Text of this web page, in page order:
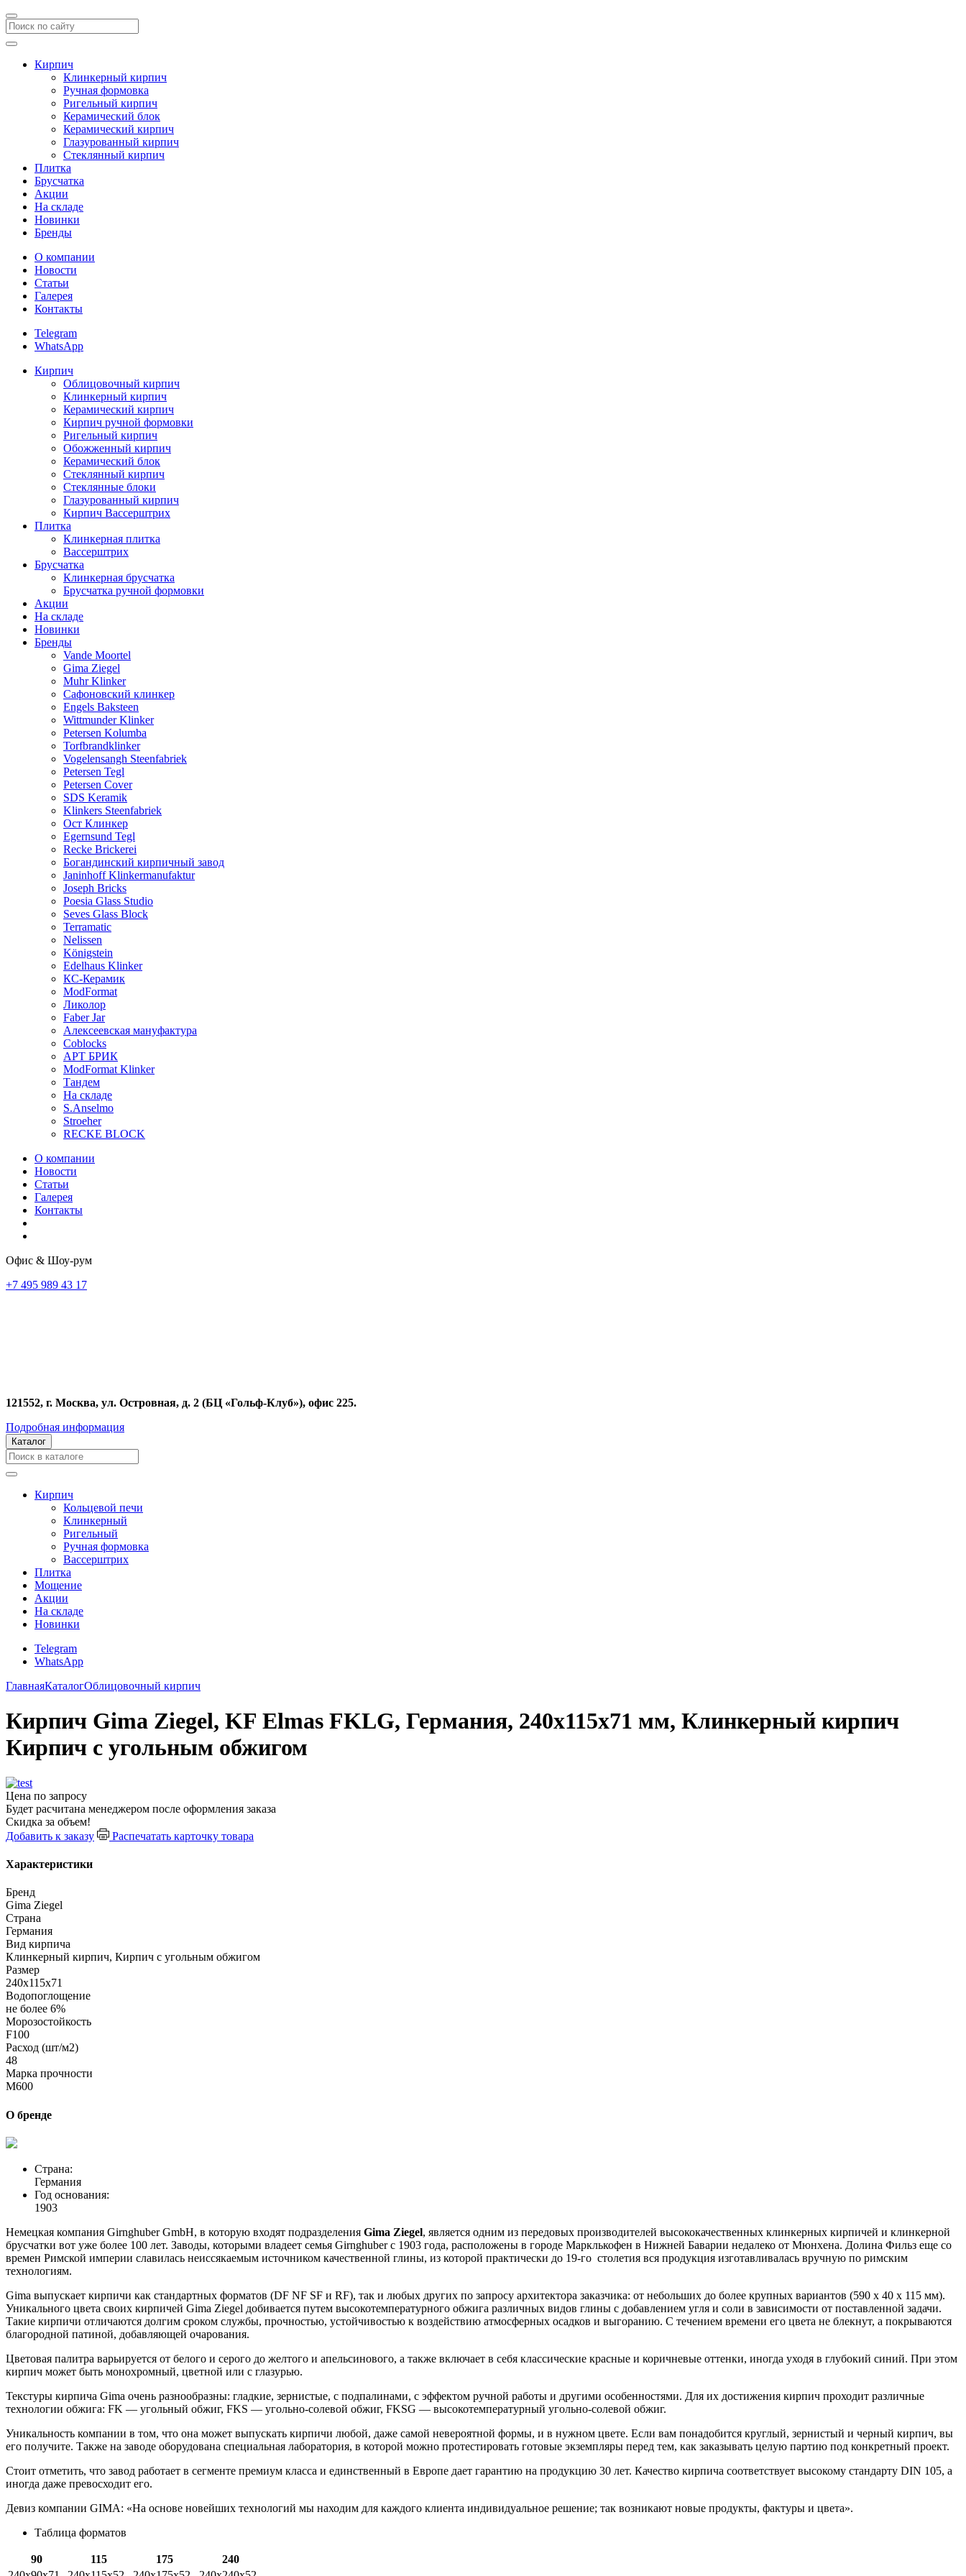
Кирпич
Клинкерный кирпич
Ручная формовка
Ригельный кирпич
Керамический блок
Керамический кирпич
Глазурованный кирпич
Стеклянный кирпич
Плитка
Брусчатка
Акции
На складе
Новинки
Бренды
О компании
Новости
Статьи
Галерея
Контакты
Telegram
WhatsApp
Кирпич
Облицовочный кирпич
Клинкерный кирпич
Керамический кирпич
Кирпич ручной формовки
Ригельный кирпич
Обожженный кирпич
Керамический блок
Стеклянный кирпич
Стеклянные блоки
Глазурованный кирпич
Кирпич Вассерштрих
Плитка
Клинкерная плитка
Вассерштрих
Брусчатка
Клинкерная брусчатка
Брусчатка ручной формовки
Акции
На складе
Новинки
Бренды
Vande Moortel
Gima Ziegel
Muhr Klinker
Сафоновский клинкер
Engels Baksteen
Wittmunder Klinker
Petersen Kolumba
Torfbrandklinker
Vogelensangh Steenfabriek
Petersen Tegl
Petersen Cover
SDS Keramik
Klinkers Steenfabriek
Ост Клинкер
Egernsund Tegl
Recke Brickerei
Богандинский кирпичный завод
Janinhoff Klinkermanufaktur
Joseph Bricks
Poesia Glass Studio
Seves Glass Block
Terramatic
Nelissen
Königstein
Edelhaus Klinker
КС-Керамик
ModFormat
Ликолор
Faber Jar
Алексеевская мануфактура
Coblocks
АРТ БРИК
ModFormat Klinker
Тандем
На складе
S.Anselmo
Stroeher
RECKE BLOCK
О компании
Новости
Статьи
Галерея
Контакты
Офис & Шоу-рум
+7 495 989 43 17
121552, г. Москва, ул. Островная, д. 2 (БЦ «Гольф-Клуб»), офис 225.
Подробная информация
Каталог
Кирпич
Кольцевой печи
Клинкерный
Ригельный
Ручная формовка
Вассерштрих
Плитка
Мощение
Акции
На складе
Новинки
Telegram
WhatsApp
ГлавнаяКаталогОблицовочный кирпич
Кирпич Gima Ziegel, KF Elmas FKLG, Германия, 240х115х71 мм, Клинкерный кирпич
Кирпич с угольным обжигом
Цена по запросу
Будет расчитана менеджером после оформления заказа
Скидка за объем!
Добавить к заказу
Распечатать карточку товара
Характеристики
Бренд
Gima Ziegel
Страна
Германия
Вид кирпича
Клинкерный кирпич, Кирпич с угольным обжигом
Размер
240х115х71
Водопоглощение
не более 6%
Морозостойкость
F100
Расход (шт/м2)
48
Марка прочности
M600
О бренде
Страна:
Германия
Год основания:
1903
Немецкая компания Girnghuber GmbH, в которую входят подразделения Gima Ziegel, является одним из передовых производителей высококачественных клинкерных кирпичей и клинкерной
брусчатки вот уже более 100 лет. Заводы, которыми владеет семья Girnghuber с 1903 года, расположены в городе Марклькофен в Нижней Баварии недалеко от Мюнхена. Долина Фильз еще со
времен Римской империи славилась неиссякаемым источником качественной глины, из которой практически до 19-го столетия вся продукция изготавливалась вручную по римским
технологиям.
Gima выпускает кирпичи как стандартных форматов (DF NF SF и RF), так и любых других по запросу архитектора заказчика: от небольших до более крупных вариантов (590 х 40 х 115 мм).
Уникального цвета своих кирпичей Gima Ziegel добивается путем высокотемпературного обжига различных видов глины с добавлением угля и соли в зависимости от поставленной задачи.
Такие кирпичи отличаются долгим сроком службы, прочностью, устойчивостью к воздействию атмосферных осадков и выгоранию. С течением времени его цвета не блекнут, а покрываются
благородной патиной, добавляющей очарования.
Цветовая палитра варьируется от белого и серого до желтого и апельсинового, а также включает в себя классические красные и коричневые оттенки, иногда уходя в глубокий синий. При этом
кирпич может быть монохромный, цветной или с глазурью.
Текстуры кирпича Gima очень разнообразны: гладкие, зернистые, с подпалинами, с эффектом ручной работы и другими особенностями. Для их достижения кирпич проходит различные
технологии обжига: FK — угольный обжиг, FKS — угольно-солевой обжиг, FKSG — высокотемпературный угольно-солевой обжиг.
Уникальность компании в том, что она может выпускать кирпичи любой, даже самой невероятной формы, и в нужном цвете. Если вам понадобится круглый, зернистый и черный кирпич, вы
его получите. Также на заводе оборудована специальная лаборатория, в которой можно протестировать готовые экземпляры перед тем, как заказывать целую партию под конкретный проект.
Стоит отметить, что завод работает в сегменте премиум класса и единственный в Европе дает гарантию на продукцию 30 лет. Качество кирпича соответствует высокому стандарту DIN 105, а
иногда даже превосходит его.
Девиз компании GIMA: «На основе новейших технологий мы находим для каждого клиента индивидуальное решение; так возникают новые продукты, фактуры и цвета».
Таблица форматов
90 115 175
240